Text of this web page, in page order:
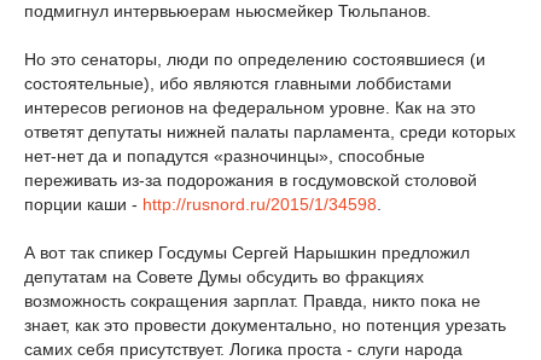
подмигнул интервьюерам ньюсмейкер Тюльпанов.
Но это сенаторы, люди по определению состоявшиеся (и
состоятельные), ибо являются главными лоббистами
интересов регионов на федеральном уровне. Как на это
ответят депутаты нижней палаты парламента, среди которых
нет-нет да и попадутся «разночинцы», способные
переживать из-за подорожания в госдумовской столовой
порции каши - http://rusnord.ru/2015/1/34598
А вот так спикер Госдумы Сергей Нарышкин предложил
депутатам на Совете Думы обсудить во фракциях
возможность сокращения зарплат. Правда, никто пока не
знает, как это провести документально, но потенция урезать
самих себя присутствует. Логика проста - слуги народа